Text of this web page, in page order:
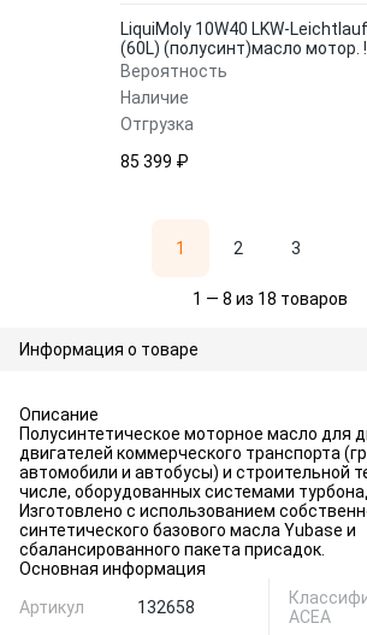
LiquiMoly 10W40 LKW-
(60L) (полусинт)масло мотор.
Вероятность
Наличие
Отгрузка
85 399 ₽
1 2 3
1 — 8 из 18 товаров
Информация о товаре
Описание
Полусинтетическое моторное масло для
двигателей коммерческого транспорта
автомобили и автобусы) и строительной
числе, оборудованных системами
Изготовлено с использованием
синтетического базового масла Yubase и
сбалансированного пакета присадок.
Основная информация
Артикул
132658
ACEA